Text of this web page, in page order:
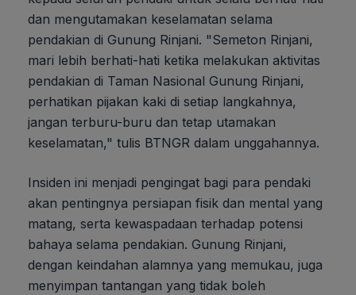
dan mengutamakan keselamatan selama
pendakian di Gunung Rinjani. "Semeton Rinjani,
mari lebih berhati-hati ketika melakukan aktivitas
pendakian di Taman Nasional Gunung Rinjani,
perhatikan pijakan kaki di setiap langkahnya,
jangan terburu-buru dan tetap utamakan
keselamatan," tulis BTNGR dalam unggahannya.
Insiden ini menjadi pengingat bagi para pendaki
akan pentingnya persiapan fisik dan mental yang
matang, serta kewaspadaan terhadap potensi
bahaya selama pendakian. Gunung Rinjani,
dengan keindahan alamnya yang memukau, juga
menyimpan tantangan yang tidak boleh